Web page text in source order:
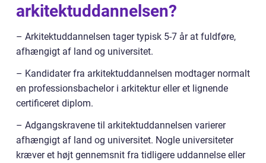
arkitektuddannelsen?
– Arkitektuddannelsen tager typisk 5-7 år at fuldføre,
afhængigt af land og universitet.
– Kandidater fra arkitektuddannelsen modtager normalt
en professionsbachelor i arkitektur eller et lignende
certificeret diplom.
– Adgangskravene til arkitektuddannelsen varierer
afhængigt af land og universitet. Nogle universiteter
kræver et højt gennemsnit fra tidligere uddannelse eller